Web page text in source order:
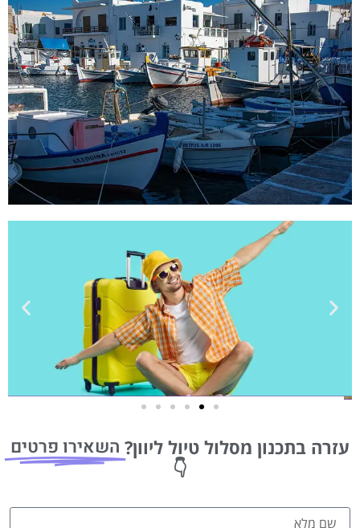
מציאת
לחצו
עזרה בתכנון מסלול טיול ליוון? השאירו פרטים
👇